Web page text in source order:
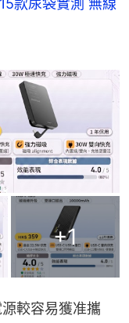
款尿袋實測 無線
+1
較容易獲准攜